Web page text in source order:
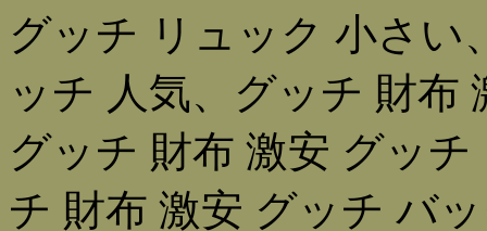
グッチ リュック 小さい
ッチ 人気、グッチ 財布
グッチ 財布 激安 グッ
チ 財布 激安 グッチ バ